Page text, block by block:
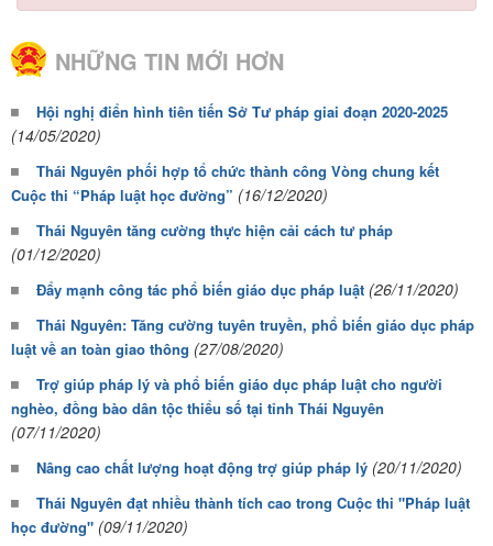
NHỮNG TIN MỚI HƠN
Hội nghị điển hình tiên tiến Sở Tư pháp giai đoạn 2020-2025
(14/05/2020)
Thái Nguyên phối hợp tổ chức thành công Vòng chung kết
Cuộc thi “Pháp luật học đường” (16/12/2020)
Thái Nguyên tăng cường thực hiện cải cách tư pháp
(01/12/2020)
Đẩy mạnh công tác phổ biến giáo dục pháp luật (26/11/2020)
Thái Nguyên: Tăng cường tuyên truyền, phổ biến giáo dục pháp
luật về an toàn giao thông (27/08/2020)
Trợ giúp pháp lý và phổ biến giáo dục pháp luật cho người
nghèo, đồng bào dân tộc thiểu số tại tỉnh Thái Nguyên
(07/11/2020)
Nâng cao chất lượng hoạt động trợ giúp pháp lý (20/11/2020)
Thái Nguyên đạt nhiều thành tích cao trong Cuộc thi "Pháp luật
học đường" (09/11/2020)